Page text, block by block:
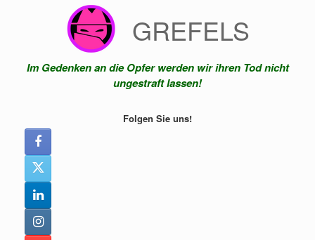
GREFELS
Im Gedenken an die Opfer werden wir ihren Tod nicht
ungestraft lassen!
Folgen Sie uns!